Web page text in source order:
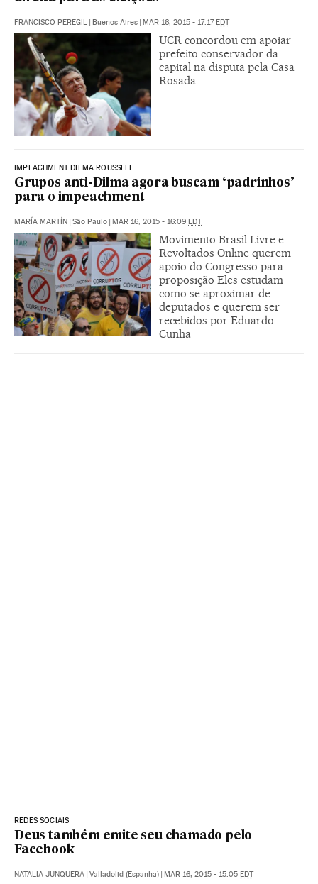
FRANCISCO PEREGIL | Buenos Aires | MAR 16, 2015 - 17:17EDT
UCR concordou em apoiar
prefeito conservador da
capital na disputa pela Casa
Rosada
IMPEACHMENT DILMA ROUSSEFF
Grupos anti-Dilma agora buscam ‘padrinhos’
para o impeachment
MARÍA MARTÍN | São Paulo | MAR 16, 2015 - 16:09 EDT
Movimento Brasil Livre e
Revoltados Online querem
apoio do Congresso para
proposição Eles estudam
como se aproximar de
deputados e querem ser
recebidos por Eduardo
Cunha
REDES SOCIAIS
Deus também emite seu chamado pelo
Facebook
NATALIA JUNQUERA | Valladolid (Espanha) | MAR 16, 2015 - 15:05 EDT